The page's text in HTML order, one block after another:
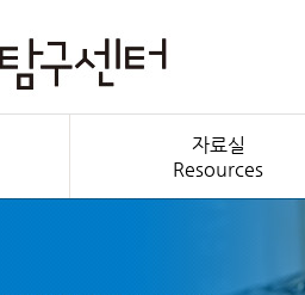
자료실
Resources